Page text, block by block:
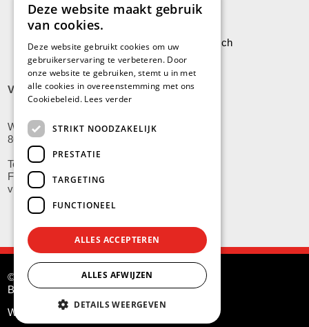
Leveringen aan Stock Vermeersch
VLADSLO
Wijnendalestraat 200
8600 Vladslo - Diksmuide
Tel: +32(0)51/59.10.00
Fax: +32(0)51/58.21.99
vladslo@stockvermeersch.com
© Stock Américain Vermeersch
BE 0415.341.132
Website byG.O.A.T.
Deze website maakt gebruik
van cookies.
Deze website gebruikt cookies om uw
gebruikerservaring te verbeteren. Door
onze website te gebruiken, stemt u in met
alle cookies in overeenstemming met ons
Cookiebeleid. Lees verder
STRIKT NOODZAKELIJK
PRESTATIE
TARGETING
FUNCTIONEEL
ALLES ACCEPTEREN
ALLES AFWIJZEN
DETAILS WEERGEVEN